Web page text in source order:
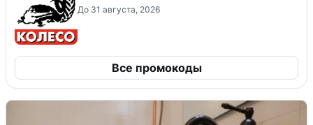
До 31 августа, 2026
Все промокоды